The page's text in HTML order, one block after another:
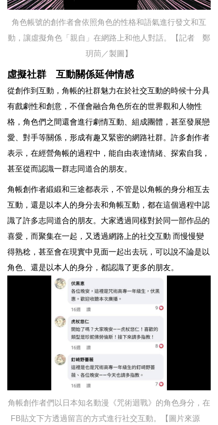
角色帳號的創作者會依照角色的性格和語氣進行發文和互
動，讓虛擬角色「親自」在網路上和他人對話。【記者 鄭
玥茼／製圖】
虛擬社群 互動關係延伸情感
從創作到互動，角帳的社群魅力在於社交互動的時候十分具
有戲劇性和創意，不僅會融合角色所在的世界觀和人物性
格，角色們之間還會進行劇情互動、組成團體，甚至發展戀
愛、對手等關係，形成有趣又緊密的網路社群。許多創作者
表示，在經營角帳的過程中，能自由表達情緒、探索自我，
甚至從而認識一群志同道合的朋友。
角帳創作者緞緞和三途都表示，不管是以角帳的身分相互去
互動，還是以本人的身分去和角帳互動，都在這個過程中認
識了許多志同道合的朋友。大家透過同樣對於同一部作品的
喜愛，而聚集在一起，又透過網路上的社交互動 而慢慢變
得熟稔，甚至會在現實中見面一起出去玩，可以說不論是以
角色、還是以本人的身分，都認識了更多的朋友。
角帳創作者們以日本知名動漫《咒術迴戰》的角色身分，在
FB貼文下方透過留言的方式進行社交互動。【圖片來源